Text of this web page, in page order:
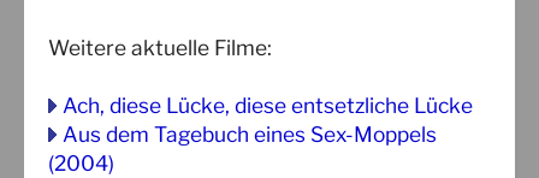
Weitere aktuelle Filme:
Ach, diese Lücke, diese entsetzliche Lücke
Aus dem Tagebuch eines Sex-Moppels
(2004)